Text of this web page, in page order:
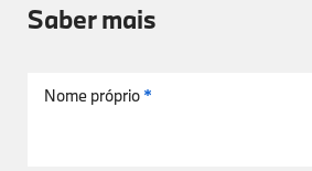
Saber mais
Nome próprio *